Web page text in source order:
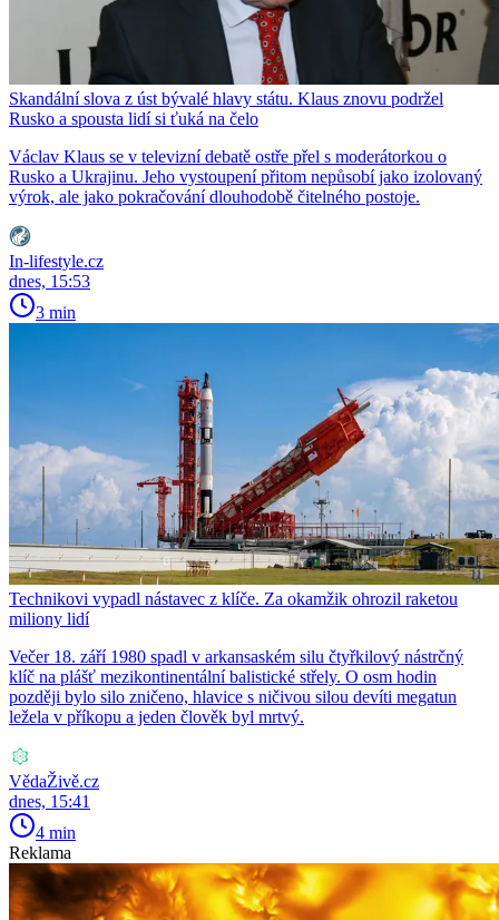
Skandální slova z úst bývalé hlavy státu. Klaus znovu podržel
Rusko a spousta lidí si ťuká na čelo
Václav Klaus se v televizní debatě ostře přel s moderátorkou o
Rusko a Ukrajinu. Jeho vystoupení přitom nepůsobí jako izolovaný
výrok, ale jako pokračování dlouhodobě čitelného postoje.
In-lifestyle.cz
dnes, 15:53
3 min
Technikovi vypadl nástavec z klíče. Za okamžik ohrozil raketou
miliony lidí
Večer 18. září 1980 spadl v arkansaském silu čtyřkilový nástrčný
klíč na plášť mezikontinentální balistické střely. O osm hodin
později bylo silo zničeno, hlavice s ničivou silou devíti megatun
ležela v příkopu a jeden člověk byl mrtvý.
VědaŽivě.cz
dnes, 15:41
4 min
Reklama